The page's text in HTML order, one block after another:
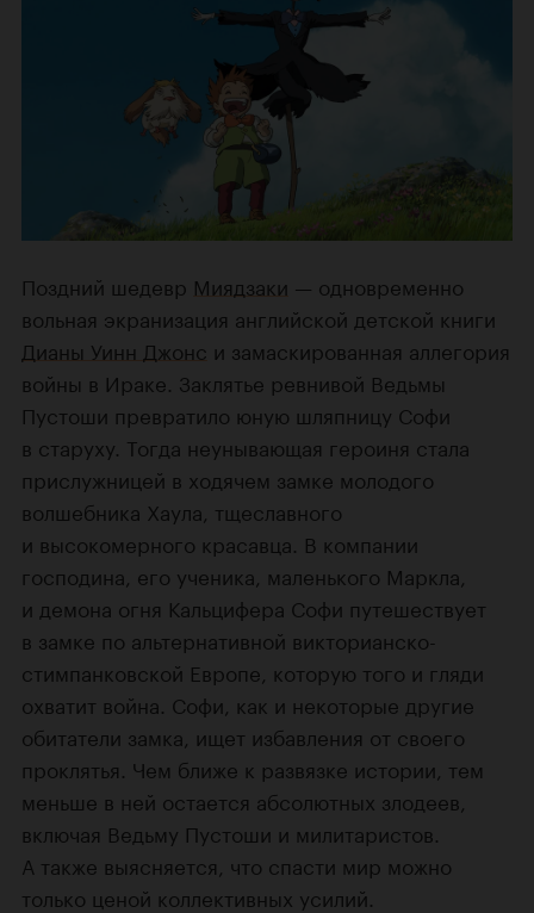
Поздний шедевр Миядзаки — одновременно
вольная экранизация английской детской книги
Дианы Уинн Джонс и замаскированная аллегория
войны в Ираке. Заклятье ревнивой Ведьмы
Пустоши превратило юную шляпницу Софи
в старуху. Тогда неунывающая героиня стала
прислужницей в ходячем замке молодого
волшебника Хаула, тщеславного
и высокомерного красавца. В компании
господина, его ученика, маленького Маркла,
и демона огня Кальцифера Софи путешествует
в замке по альтернативной викторианско-
стимпанковской Европе, которую того и гляди
охватит война. Софи, как и некоторые другие
обитатели замка, ищет избавления от своего
проклятья. Чем ближе к развязке истории, тем
меньше в ней остается абсолютных злодеев,
включая Ведьму Пустоши и милитаристов.
А также выясняется, что спасти мир можно
только ценой коллективных усилий.